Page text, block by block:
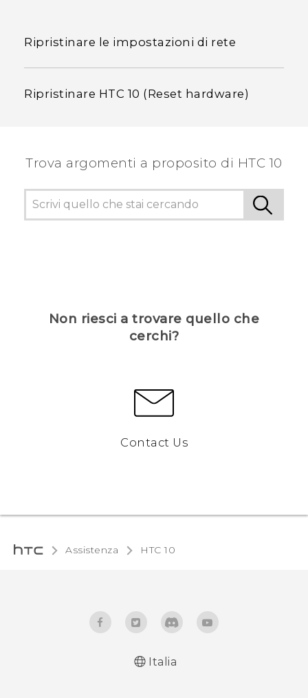
Ripristinare le impostazioni di rete
Ripristinare HTC 10 (Reset hardware)
Trova argomenti a proposito di HTC 10
Non riesci a trovare quello che
cerchi?
Contact Us
Assistenza HTC 10‎
Italia